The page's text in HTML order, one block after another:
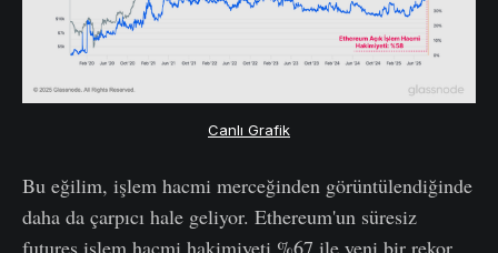
Canlı Grafik
Bu eğilim, işlem hacmi merceğinden görüntülendiğinde
daha da çarpıcı hale geliyor. Ethereum'un süresiz
futures işlem hacmi hakimiyeti %67 ile yeni bir rekor